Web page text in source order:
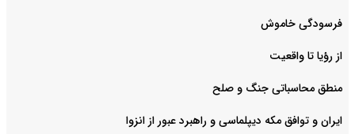
فرسودگی خاموش
از رؤیا تا واقعیت
منطق محاسباتی جنگ و صلح
ایران و توافق مکه دیپلماسی و راهبرد عبور از انزوا